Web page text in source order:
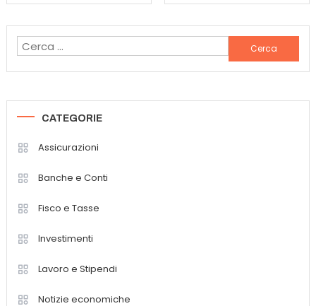
Ricerca
per:
CATEGORIE
Assicurazioni
Banche e Conti
Fisco e Tasse
Investimenti
Lavoro e Stipendi
Notizie economiche